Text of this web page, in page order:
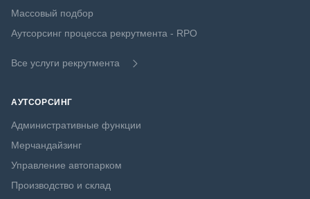
Массовый подбор
Аутсорсинг процесса рекрутмента - RPO
Все услуги рекрутмента
АУТСОРСИНГ
Административные функции
Мерчандайзинг
Управление автопарком
Производство и склад